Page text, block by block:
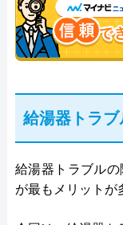
給湯器トラ
給湯器トラブル
が最もメリットが